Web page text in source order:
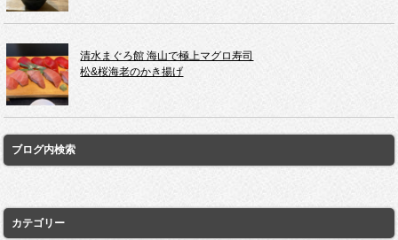
清水まぐろ館 海山で極上マグロ寿司
松&桜海老のかき揚げ
ブログ内検索
カテゴリー